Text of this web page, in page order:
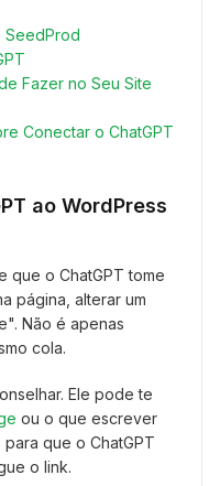
SeedProd
Fazer no Seu Site
Conectar o ChatGPT
ao WordPress
que o ChatGPT tome
página, alterar um
Não é apenas
cola.
Ele pode te
ou o que escrever
que o ChatGPT
o link.